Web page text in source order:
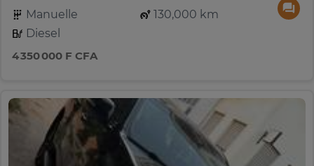
Manuelle
130,000 km
Diesel
4 350 000 F CFA